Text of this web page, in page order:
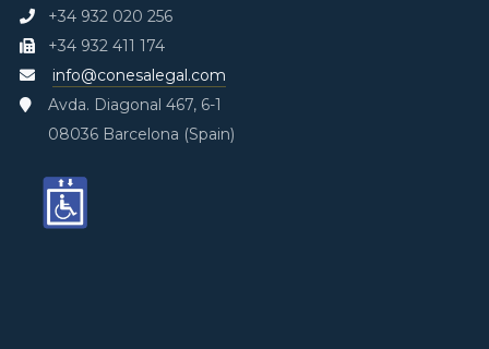
+34 932 020 256
+34 932 411 174
info@conesalegal.com
Avda. Diagonal 467, 6-1
08036 Barcelona (Spain)